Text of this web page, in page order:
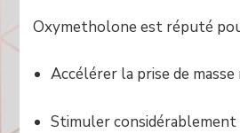
Oxymetholone est réputé
Accélérer la prise de
Stimuler considérablement